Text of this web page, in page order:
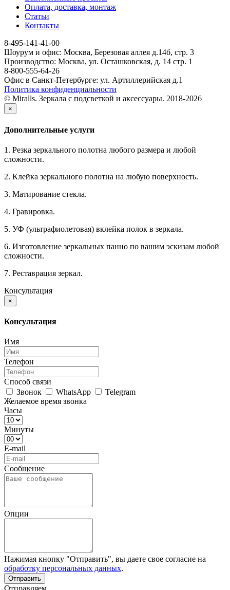
Оплата, доставка, монтаж
Статьи
Контакты
8-495-141-41-00
Шоурум и офис: Москва, Березовая аллея д.14б, стр. 3
Производство: Москва, ул. Осташковская, д. 14 стр. 1
8-800-555-64-26
Офис в Санкт-Петербурге: ул. Артиллерийская д.1
Политика конфиденциальности
© Miralls. Зеркала с подсветкой и аксессуары. 2018-2026
×
Дополнительные услуги
1. Резка зеркального полотна любого размера и любой
сложности.
2. Клейка зеркального полотна на любую поверхность.
3. Матирование стекла.
4. Гравировка.
5. УФ (ультрафиолетовая) вклейка полок в зеркала.
6. Изготовление зеркальных панно по вашим эскизам любой
сложности.
7. Реставрация зеркал.
Консультация
×
Консультация
Имя
Телефон
Способ связи
Звонок
WhatsApp
Telegram
Желаемое время звонка
Часы
Минуты
E-mail
Сообщение
Опции
Нажимая кнопку "Отправить", вы даете свое согласие на
обработку персональных данных.